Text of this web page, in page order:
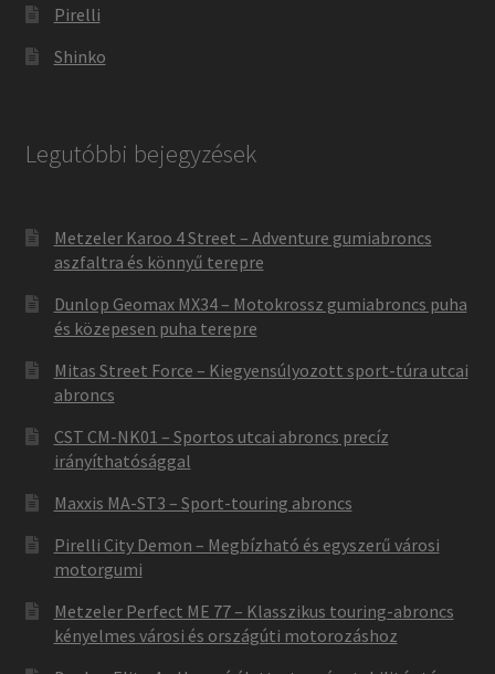
Pirelli
Shinko
Legutóbbi bejegyzések
Metzeler Karoo 4 Street – Adventure gumiabroncs
aszfaltra és könnyű terepre
Dunlop Geomax MX34 – Motokrossz gumiabroncs puha
és közepesen puha terepre
Mitas Street Force – Kiegyensúlyozott sport-túra utcai
abroncs
CST CM-NK01 – Sportos utcai abroncs precíz
irányíthatósággal
Maxxis MA-ST3 – Sport-touring abroncs
Pirelli City Demon – Megbízható és egyszerű városi
motorgumi
Metzeler Perfect ME 77 – Klasszikus touring-abroncs
kényelmes városi és országúti motorozáshoz